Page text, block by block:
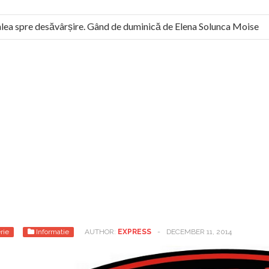
desăvârșire. Gând de duminică de Elena Solunca Moise
român: “românii sunt slavi, nu latini”. Fostul agent ceaușist
Informatie AUTHOR: EXPRESS - DECEMBER 11, 2014